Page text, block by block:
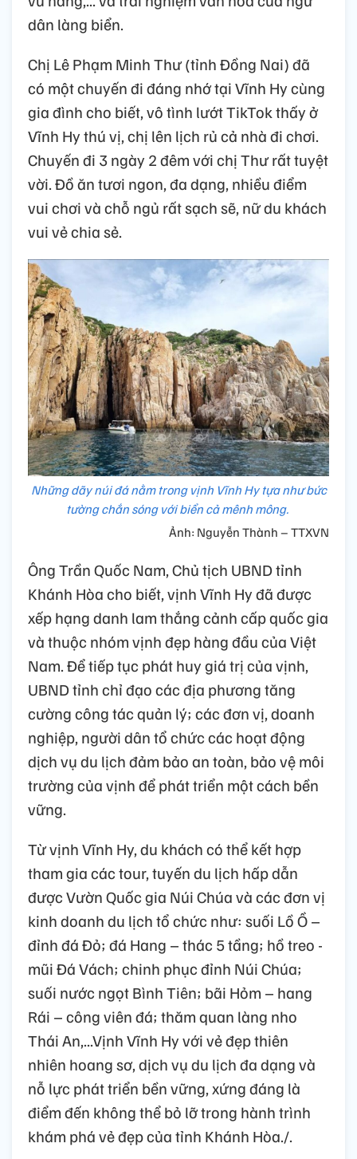
dân làng biển.
Chị Lê Phạm Minh Thư (tỉnh Đồng Nai) đã
có một chuyến đi đáng nhớ tại Vĩnh Hy cùng
gia đình cho biết, vô tình lướt TikTok thấy ở
Vĩnh Hy thú vị, chị lên lịch rủ cả nhà đi chơi.
Chuyến đi 3 ngày 2 đêm với chị Thư rất tuyệt
vời. Đồ ăn tươi ngon, đa dạng, nhiều điểm
vui chơi và chỗ ngủ rất sạch sẽ, nữ du khách
vui vẻ chia sẻ.
Những dãy núi đá nằm trong vịnh Vĩnh Hy tựa như bức
tường chắn sóng với biển cả mênh mông.
Ảnh: Nguyễn Thành – TTXVN
Ông Trần Quốc Nam, Chủ tịch UBND tỉnh
Khánh Hòa cho biết, vịnh Vĩnh Hy đã được
xếp hạng danh lam thắng cảnh cấp quốc gia
và thuộc nhóm vịnh đẹp hàng đầu của Việt
Nam. Để tiếp tục phát huy giá trị của vịnh,
UBND tỉnh chỉ đạo các địa phương tăng
cường công tác quản lý; các đơn vị, doanh
nghiệp, người dân tổ chức các hoạt động
dịch vụ du lịch đảm bảo an toàn, bảo vệ môi
trường của vịnh để phát triển một cách bền
vững.
Từ vịnh Vĩnh Hy, du khách có thể kết hợp
tham gia các tour, tuyến du lịch hấp dẫn
được Vườn Quốc gia Núi Chúa và các đơn vị
kinh doanh du lịch tổ chức như: suối Lồ Ồ –
đỉnh đá Đỏ; đá Hang – thác 5 tầng; hồ treo -
mũi Đá Vách; chinh phục đỉnh Núi Chúa;
suối nước ngọt Bình Tiên; bãi Hỏm – hang
Rái – công viên đá; thăm quan làng nho
Thái An,...Vịnh Vĩnh Hy với vẻ đẹp thiên
nhiên hoang sơ, dịch vụ du lịch đa dạng và
nỗ lực phát triển bền vững, xứng đáng là
điểm đến không thể bỏ lỡ trong hành trình
khám phá vẻ đẹp của tỉnh Khánh Hòa./.